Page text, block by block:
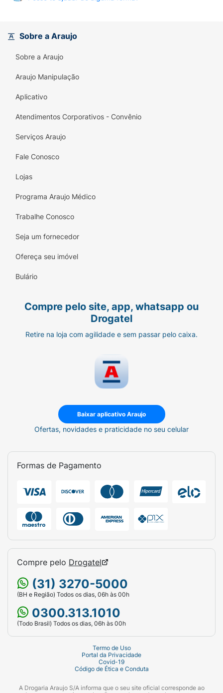
mental e emocional.
Experimente o Vita Supraz Multivitamínico e
saudável com facilidade. Não deixe sua saúde
para depois; o momento de cuidar de você é
agora!
Sobre a Araujo
Sobre a Araujo
Araujo Manipulação
Aplicativo
Atendimentos Corporativos - Convênio
Serviços Araujo
Fale Conosco
Lojas
Programa Araujo Médico
Trabalhe Conosco
Seja um fornecedor
Ofereça seu imóvel
Bulário
Compre pelo site, app, whatsapp ou
Drogatel
Retire na loja com agilidade e sem passar pelo caixa.
Baixar aplicativo Araujo
Ofertas, novidades e praticidade no seu celular
Formas de Pagamento
Compre pelo Drogatel
(31) 3270-5000
(BH e Região) Todos os dias, 06h às 00h
0300.313.1010
(Todo Brasil) Todos os dias, 06h às 00h
Termo de Uso
Portal da Privacidade
Covid-19
Código de Ética e Conduta
A Drogaria Araujo S/A informa que o seu site oficial corresponde ao